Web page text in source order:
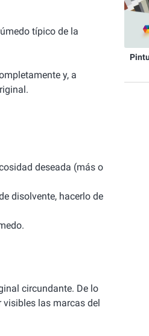
típico de la
y, a
deseada (más o
disolvente, hacerlo de
circundante. De lo
visibles las marcas del